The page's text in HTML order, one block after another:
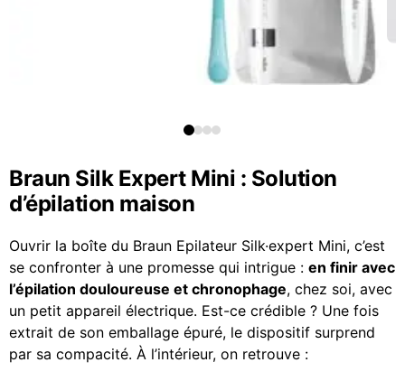
Braun Silk Expert Mini : Solution
d’épilation maison
Ouvrir la boîte du Braun Epilateur Silk·expert Mini, c’est
se confronter à une promesse qui intrigue : en finir avec
l’épilation douloureuse et chronophage, chez soi, avec
un petit appareil électrique. Est-ce crédible ? Une fois
extrait de son emballage épuré, le dispositif surprend
par sa compacité. À l’intérieur, on retrouve :